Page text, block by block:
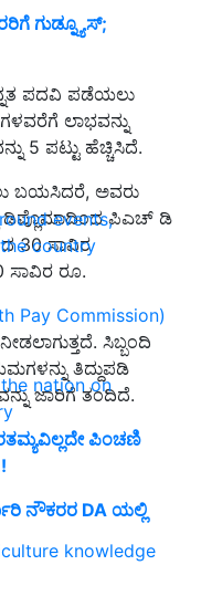
events,
country
nation on
knowledge
ಗುಡ್ನ್ಯೂಸ್;
ಪದವಿ ಪಡೆಯಲು
ಲಾಭವನ್ನು
5 ಪಟ್ಟು ಹೆಚ್ಚಿಸಿದೆ.
ಬಯಸಿದರೆ, ಅವರು
ಡಿಪ್ಲೊಮಾದಿಂದ ಪಿಎಚ್ ಡಿ
30 ಸಾವಿರ
ಸಾವಿರ ರೂ.
Pay Commission)
ಸಿಬ್ಬಂದಿ
ತಿದ್ದುಪಡಿ
ಜಾರಿಗೆ ತಂದಿದೆ.
ಪಿಂಚಣಿ
ನೌಕರರ DA ಯಲ್ಲಿ